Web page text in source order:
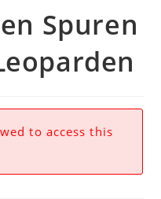
Spuren
to access this